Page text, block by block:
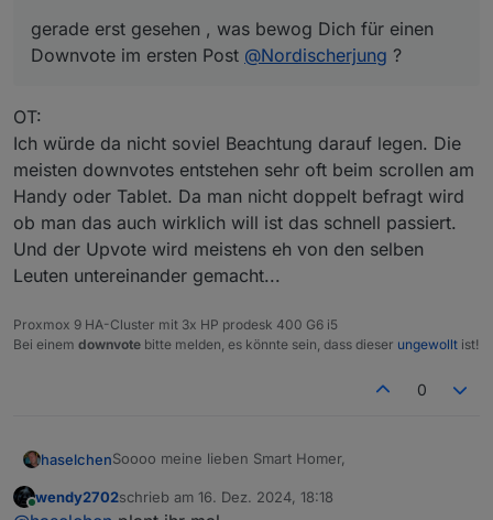
Samstag)
Ich weiß zwar noch nicht von allen Teilnehmenden
den Wohnort, habe aber mal geguckt, welche
Und, es ist nur ein Vorschlag
@ Marc-Berg
@ Samson71
@martinschm ?
gerade erst gesehen , was bewog Dich für einen
Downvote im ersten Post @Nordischerjung ?
gerade erst gesehen , was bewog Dich für einen
Downvote im ersten Post @Nordischerjung ?
OT:
Ich würde da nicht soviel Beachtung darauf legen. Die
meisten downvotes entstehen sehr oft beim scrollen am
Handy oder Tablet. Da man nicht doppelt befragt wird
ob man das auch wirklich will ist das schnell passiert.
Und der Upvote wird meistens eh von den selben
Leuten untereinander gemacht...
Proxmox 9 HA-Cluster mit 3x HP prodesk 400 G6 i5
Bei einem downvote bitte melden, es könnte sein, dass dieser ungewollt ist!
0
haselchenSoooo meine lieben Smart Homer,
was die Jungs aus dem Raum Karlsruhe können,
Online
wendy2702schrieb am 16. Dez. 2024, 18:18
zuletzt editiert von